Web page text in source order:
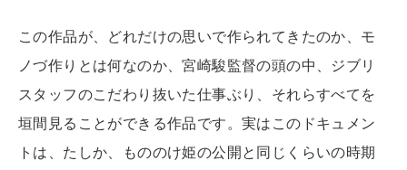
この作品が、どれだけの思いで作られてきたのか、モ
ノづ作りとは何なのか、宮崎駿監督の頭の中、ジブリ
スタッフのこだわり抜いた仕事ぶり、それらすべてを
垣間見ることができる作品です。実はこのドキュメン
トは、たしか、もののけ姫の公開と同じくらいの時期